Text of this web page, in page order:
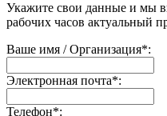
Укажите свои данные и мы
рабочих часов актуальный
Ваше имя / Организация*:
Электронная почта*:
Телефон*: